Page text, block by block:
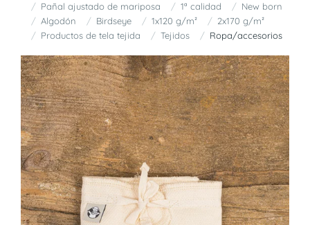
Pañal ajustado de mariposa
1ª calidad
New born
Algodón
Birdseye 1x120 g/m²
2x170 g/m²
Productos de tela tejida
Tejidos Ropa/accesorios